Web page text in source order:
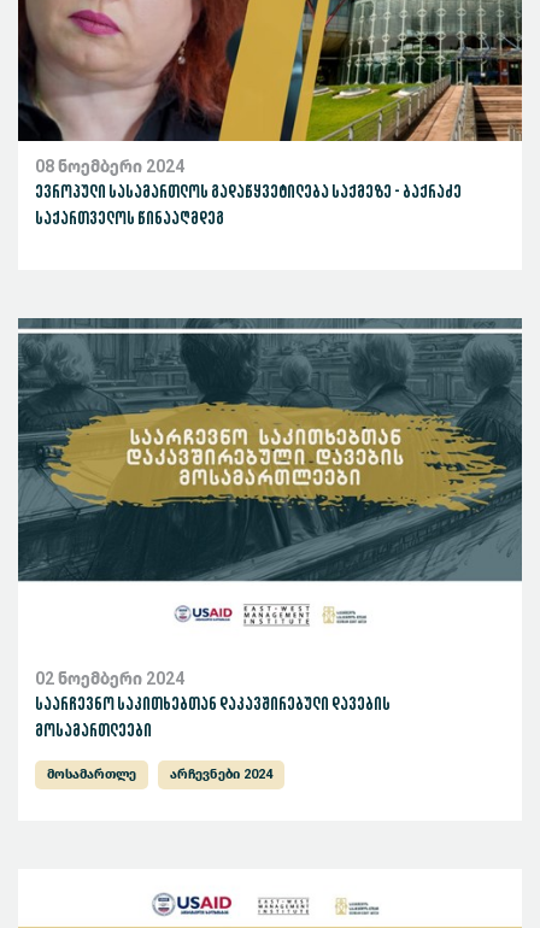
08 ნოემბერი 2024
ევროპული სასამართლოს გადაწყვეტილება საქმეზე - ბაქრაძე
საქართველოს წინააღმდეგ
02 ნოემბერი 2024
საარჩევნო საკითხებთან დაკავშირებული დავების
მოსამართლეები
მოსამართლე არჩევნები 2024